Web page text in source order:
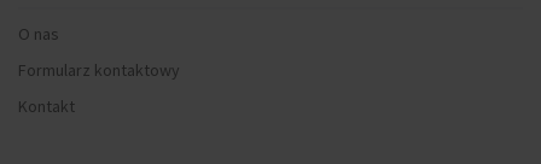
O nas
Formularz kontaktowy
Kontakt